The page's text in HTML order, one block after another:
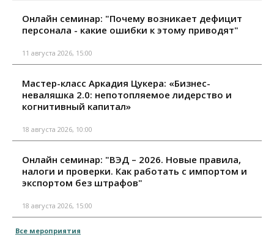
Онлайн семинар: "Почему возникает дефицит
персонала - какие ошибки к этому приводят"
11 августа 2026, 15:00
Мастер-класс Аркадия Цукера: «Бизнес-
неваляшка 2.0: непотопляемое лидерство и
когнитивный капитал»
18 августа 2026, 10:00
Онлайн семинар: "ВЭД – 2026. Новые правила,
налоги и проверки. Как работать с импортом и
экспортом без штрафов"
18 августа 2026, 15:00
Все мероприятия